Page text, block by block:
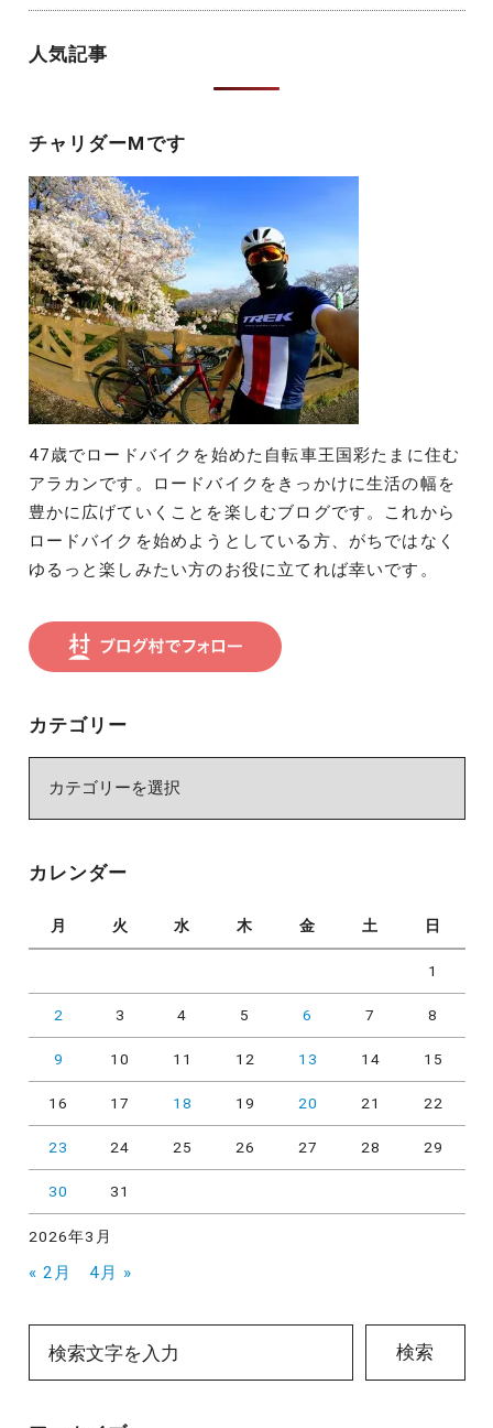
人気記事
チャリダーMです
47歳でロードバイクを始めた自転車王国彩たまに住む
アラカンです。ロードバイクをきっかけに生活の幅を
豊かに広げていくことを楽しむブログです。これから
ロードバイクを始めようとしている方、がちではなく
ゆるっと楽しみたい方のお役に立てれば幸いです。
カテゴリー
ー
カレンダー
2026年3月
月 火 水 木 金 土 日
1
2 3 4 5 6 7 8
9 10 11 12 13 14 15
16 17 18 19 20 21 22
23 24 25 26 27 28 29
30 31
« 2月 4月 »
検索